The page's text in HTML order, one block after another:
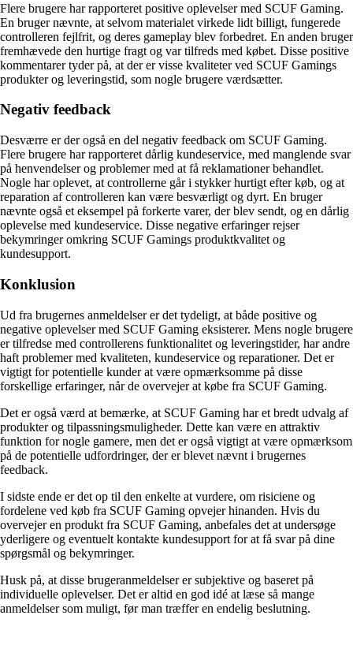
Flere brugere har rapporteret positive oplevelser med SCUF Gaming.
En bruger nævnte, at selvom materialet virkede lidt billigt, fungerede
controlleren fejlfrit, og deres gameplay blev forbedret. En anden bruger
fremhævede den hurtige fragt og var tilfreds med købet. Disse positive
kommentarer tyder på, at der er visse kvaliteter ved SCUF Gamings
produkter og leveringstid, som nogle brugere værdsætter.
Negativ feedback
Desværre er der også en del negativ feedback om SCUF Gaming.
Flere brugere har rapporteret dårlig kundeservice, med manglende svar
på henvendelser og problemer med at få reklamationer behandlet.
Nogle har oplevet, at controllerne går i stykker hurtigt efter køb, og at
reparation af controlleren kan være besværligt og dyrt. En bruger
nævnte også et eksempel på forkerte varer, der blev sendt, og en dårlig
oplevelse med kundeservice. Disse negative erfaringer rejser
bekymringer omkring SCUF Gamings produktkvalitet og
kundesupport.
Konklusion
Ud fra brugernes anmeldelser er det tydeligt, at både positive og
negative oplevelser med SCUF Gaming eksisterer. Mens nogle brugere
er tilfredse med controllerens funktionalitet og leveringstider, har andre
haft problemer med kvaliteten, kundeservice og reparationer. Det er
vigtigt for potentielle kunder at være opmærksomme på disse
forskellige erfaringer, når de overvejer at købe fra SCUF Gaming.
Det er også værd at bemærke, at SCUF Gaming har et bredt udvalg af
produkter og tilpassningsmuligheder. Dette kan være en attraktiv
funktion for nogle gamere, men det er også vigtigt at være opmærksom
på de potentielle udfordringer, der er blevet nævnt i brugernes
feedback.
I sidste ende er det op til den enkelte at vurdere, om risiciene og
fordelene ved køb fra SCUF Gaming opvejer hinanden. Hvis du
overvejer en produkt fra SCUF Gaming, anbefales det at undersøge
yderligere og eventuelt kontakte kundesupport for at få svar på dine
spørgsmål og bekymringer.
Husk på, at disse brugeranmeldelser er subjektive og baseret på
individuelle oplevelser. Det er altid en god idé at læse så mange
anmeldelser som muligt, før man træffer en endelig beslutning.